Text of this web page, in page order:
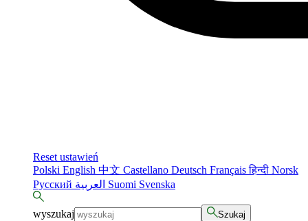
Reset ustawień
Polski English 中文 Castellano Deutsch Françaisहिन्दी Norsk
Русский
Suomi Svenska
wyszukaj Szukaj